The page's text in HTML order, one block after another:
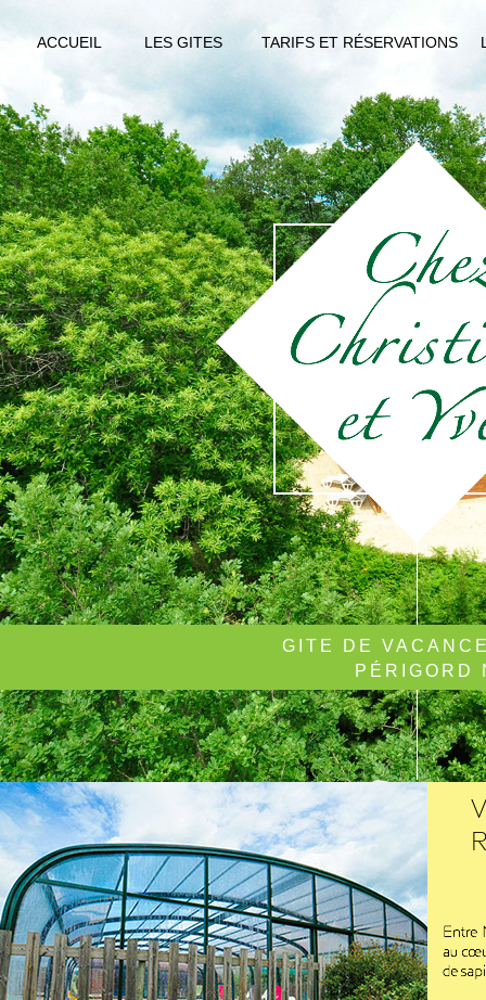
ACCUEIL LES GITES TARIFS ET RÉSERVATIONS
GITE DE
PÉRIGORD